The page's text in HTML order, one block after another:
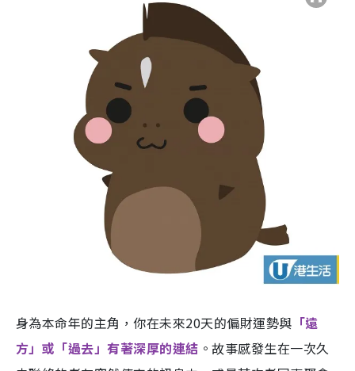
身為本命年的主角，你在未來20天的偏財運勢與 「遠
方」或「過去」有著深厚的連結 。故事感發生在一次久